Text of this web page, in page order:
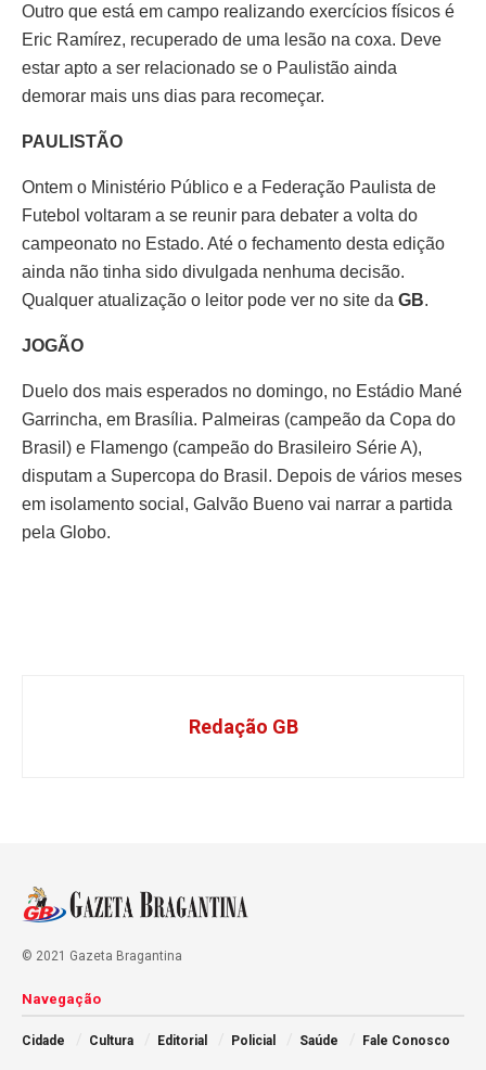
Outro que está em campo realizando exercícios físicos é
Eric Ramírez, recuperado de uma lesão na coxa. Deve
estar apto a ser relacionado se o Paulistão ainda
demorar mais uns dias para recomeçar.
PAULISTÃO
Ontem o Ministério Público e a Federação Paulista de
Futebol voltaram a se reunir para debater a volta do
campeonato no Estado. Até o fechamento desta edição
ainda não tinha sido divulgada nenhuma decisão.
Qualquer atualização o leitor pode ver no site da GB.
JOGÃO
Duelo dos mais esperados no domingo, no Estádio Mané
Garrincha, em Brasília. Palmeiras (campeão da Copa do
Brasil) e Flamengo (campeão do Brasileiro Série A),
disputam a Supercopa do Brasil. Depois de vários meses
em isolamento social, Galvão Bueno vai narrar a partida
pela Globo.
Redação GB
© 2021 Gazeta Bragantina
Navegação
Cidade Cultura Editorial Policial Saúde Fale Conosco